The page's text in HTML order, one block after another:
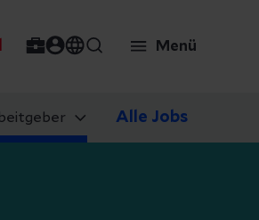
Menü
Alle Jobs